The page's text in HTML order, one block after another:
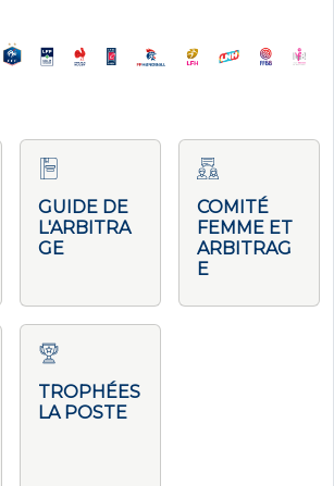
GUIDE DE
L'ARBITRA
GE
COMITÉ
FEMME ET
ARBITRAG
E
TROPHÉES
LA POSTE